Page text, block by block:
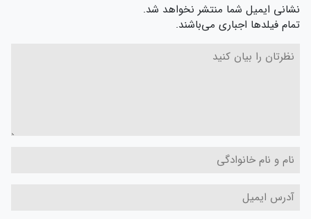
نشانی ایمیل شما منتشر نخواهد شد.
تمام فیلدها اجباری می‌باشند.